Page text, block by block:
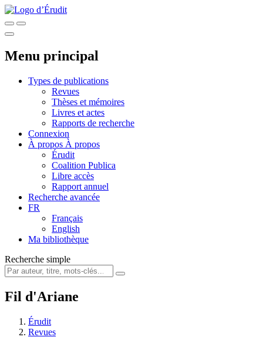
Menu principal
Types de publications
Revues
Thèses et mémoires
Livres et actes
Rapports de recherche
Connexion
À propos À propos
Érudit
Coalition Publica
Libre accès
Rapport annuel
Recherche avancée
FR
Français
English
Ma bibliothèque
Recherche simple
Fil d'Ariane
Érudit
Revues